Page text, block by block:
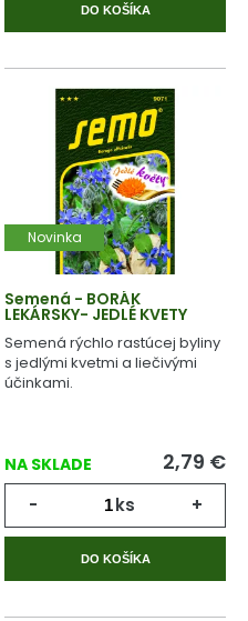
DO KOŠÍKA
Novinka
Semená - BORÁK
LEKÁRSKY- JEDLÉ KVETY
Semená rýchlo rastúcej byliny
s jedlými kvetmi a liečivými
účinkami.
NA SKLADE 2,79 €
- ks +
DO KOŠÍKA